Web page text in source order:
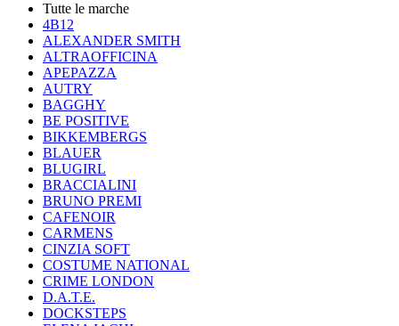
Tutte le marche
4B12
ALEXANDER SMITH
ALTRAOFFICINA
APEPAZZA
AUTRY
BAGGHY
BE POSITIVE
BIKKEMBERGS
BLAUER
BLUGIRL
BRACCIALINI
BRUNO PREMI
CAFENOIR
CARMENS
CINZIA SOFT
COSTUME NATIONAL
CRIME LONDON
D.A.T.E.
DOCKSTEPS